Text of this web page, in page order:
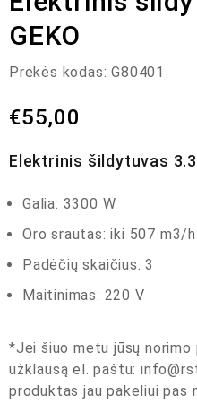
GEKO
Prekės kodas: G80401
€55,00
Elektrinis šildytuvas 3.3
Galia: 3300 W
Oro srautas: iki 507 m3/h
Padėčių skaičius: 3
Maitinimas: 220 V
*Jei šiuo metu jūsų
užklausą el. paštu:
produktas jau pakeliui pas